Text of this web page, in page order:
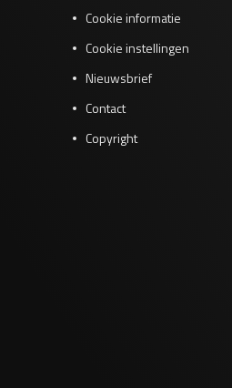
Cookie informatie
Cookie instellingen
Nieuwsbrief
Contact
Copyright